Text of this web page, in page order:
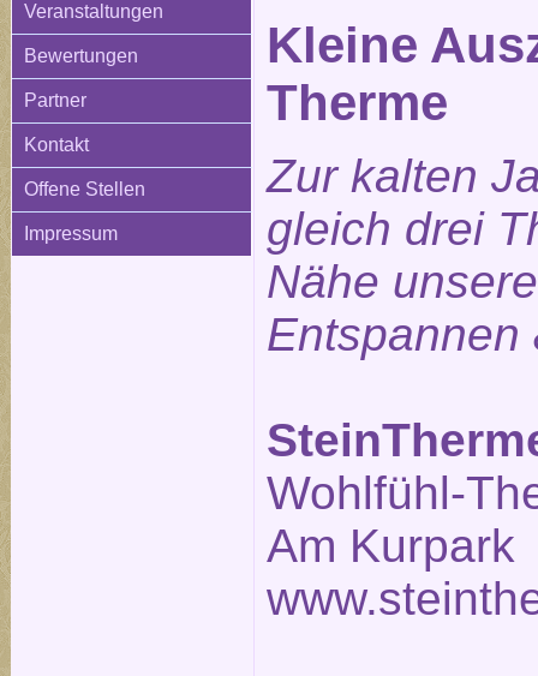
Veranstaltungen
Bewertungen
Partner
Kontakt
Offene Stellen
Impressum
Kleine
Therme
Zur kalten
gleich drei
Nähe
Entspannen
Wohlfühl-
Am